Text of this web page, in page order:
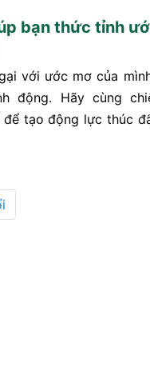
bạn thức tỉnh
với ước mơ của
động. Hãy cùng
để tạo động lực thúc